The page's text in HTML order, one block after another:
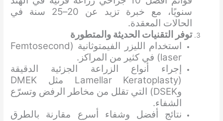
سنويًا، مع خبرة تزيد عن 20–25 سنة في
الحالات المعقدة.
توفر التقنيات الحديثة والمتطورة
استخدام الليزر الفيمتوثانية (Femtosecond
laser) في كثير من المراكز.
إجراء أنواع الزراعة الجزئية الدقيقة
(Lamellar Keratoplasty مثل DMEK
وDSEK) التي تقلل من مخاطر الرفض وتسرّع
الشفاء.
نتائج أفضل وشفاء أسرع مقارنة بالطرق